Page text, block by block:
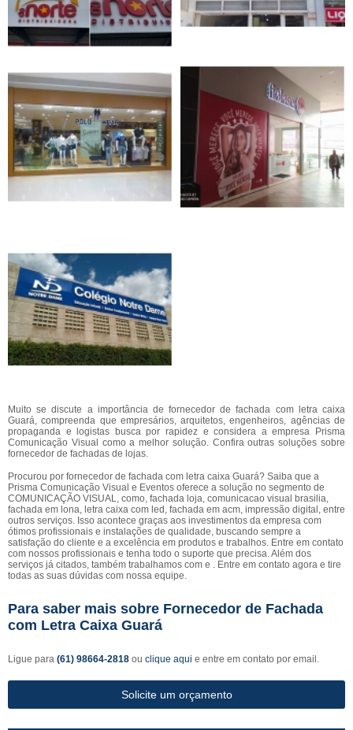
Muito se discute a importância de fornecedor de fachada com letra caixa
Guará, compreenda que empresários, arquitetos, engenheiros, agências de
propaganda e logistas busca por rapidez e considera a empresa Prisma
Comunicação Visual como a melhor solução. Confira outras soluções sobre
fornecedor de fachadas de lojas.
Procurou por fornecedor de fachada com letra caixa Guará? Saiba que a
Prisma Comunicação Visual e Eventos oferece a solução no segmento de
COMUNICAÇÃO VISUAL, como, fachada loja, comunicacao visual brasilia,
fachada em lona, letra caixa com led, fachada em acm, impressão digital, entre
outros serviços. Isso acontece graças aos investimentos da empresa com
ótimos profissionais e instalações de qualidade, buscando sempre a
satisfação do cliente e a excelência em produtos e trabalhos. Entre em contato
com nossos profissionais e tenha todo o suporte que precisa. Além dos
serviços já citados, também trabalhamos com e . Entre em contato agora e tire
todas as suas dúvidas com nossa equipe.
Para saber mais sobre Fornecedor de Fachada
com Letra Caixa Guará
Ligue para (61) 98664-2818 ou clique aqui e entre em contato por email.
Solicite um orçamento